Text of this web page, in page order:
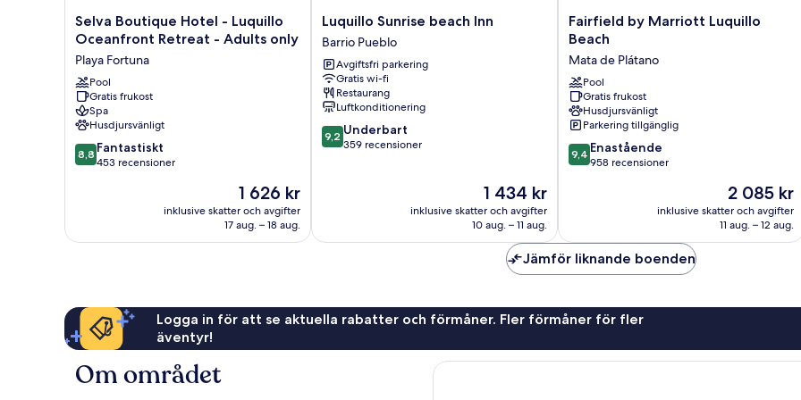
Selva
Boutique
-
Luquillo
Oceanfront
Retreat
-
Adults
only
Selva Boutique Hotel - Luquillo
Oceanfront Retreat - Adults only
Playa Fortuna
Pool
Gratis frukost
Spa
Husdjursvänligt
8.8
av
8,8 Fantastiskt
453 recensioner
Priset
är
1 626 kr
1 626 kr
inklusive skatter och avgifter
17 aug. – 18 aug.
Luquillo
Sunrise
beach
Inn
Barrio
Pueblo
Luquillo Sunrise beach Inn
Barrio Pueblo
Avgiftsfri parkering
Gratis wi-fi
Restaurang
Luftkonditionering
9.2
av
9,2 Underbart
359 recensioner
Priset
är
1 434 kr
1 434 kr
inklusive skatter och avgifter
10 aug. – 11 aug.
Fairfield
by
Luquillo
Beach
Mata
de
Plátano
Fairfield by Marriott Luquillo
Beach
Mata de Plátano
Pool
Gratis frukost
Husdjursvänligt
Parkering tillgänglig
9.4
av
9,4 Enastående
958 recensioner
Priset
är
2 085 kr
2 085 kr
inklusive skatter och avgifter
11 aug. – 12 aug.
Jämför liknande boenden
Logga in för att se aktuella rabatter och förmåner. Fler förmåner för fler
äventyr!
Om området